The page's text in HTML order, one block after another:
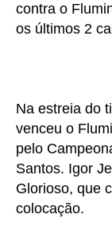
contra o
os últimos 2
Na estreia do
venceu o
pelo
Santos. Igor
Glorioso, que
colocação.